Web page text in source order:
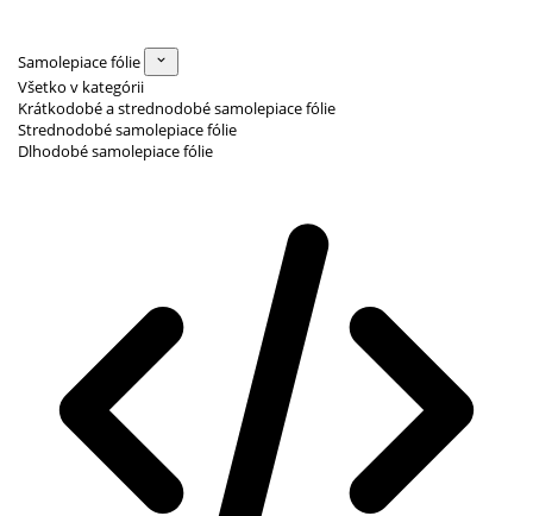
Samolepiace fólie
Všetko v kategórii
Krátkodobé a strednodobé samolepiace fólie
Strednodobé samolepiace fólie
Dlhodobé samolepiace fólie